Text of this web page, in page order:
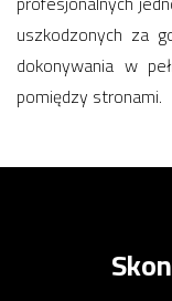
uszkodzonych za
dokonywania w
pomiędzy stronami.